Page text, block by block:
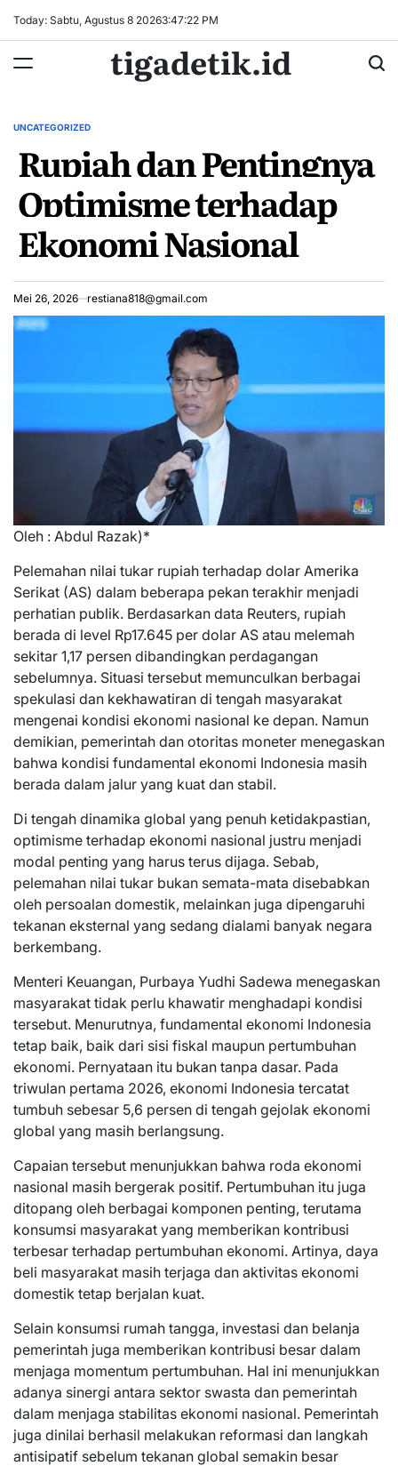
Today: Sabtu, Agustus 8 20263:47:22 PM
tigadetik.id
POSTED
UNCATEGORIZED
Rupiah dan Pentingnya
Optimisme terhadap
Ekonomi Nasional
Mei 26, 2026 restiana818@gmail.com
Oleh : Abdul Razak)*
Pelemahan nilai tukar rupiah terhadap dolar Amerika
Serikat (AS) dalam beberapa pekan terakhir menjadi
perhatian publik. Berdasarkan data Reuters, rupiah
berada di level Rp17.645 per dolar AS atau melemah
sekitar 1,17 persen dibandingkan perdagangan
sebelumnya. Situasi tersebut memunculkan berbagai
spekulasi dan kekhawatiran di tengah masyarakat
mengenai kondisi ekonomi nasional ke depan. Namun
demikian, pemerintah dan otoritas moneter menegaskan
bahwa kondisi fundamental ekonomi Indonesia masih
berada dalam jalur yang kuat dan stabil.
Di tengah dinamika global yang penuh ketidakpastian,
optimisme terhadap ekonomi nasional justru menjadi
modal penting yang harus terus dijaga. Sebab,
pelemahan nilai tukar bukan semata-mata disebabkan
oleh persoalan domestik, melainkan juga dipengaruhi
tekanan eksternal yang sedang dialami banyak negara
berkembang.
Menteri Keuangan, Purbaya Yudhi Sadewa menegaskan
masyarakat tidak perlu khawatir menghadapi kondisi
tersebut. Menurutnya, fundamental ekonomi Indonesia
tetap baik, baik dari sisi fiskal maupun pertumbuhan
ekonomi. Pernyataan itu bukan tanpa dasar. Pada
triwulan pertama 2026, ekonomi Indonesia tercatat
tumbuh sebesar 5,6 persen di tengah gejolak ekonomi
global yang masih berlangsung.
Capaian tersebut menunjukkan bahwa roda ekonomi
nasional masih bergerak positif. Pertumbuhan itu juga
ditopang oleh berbagai komponen penting, terutama
konsumsi masyarakat yang memberikan kontribusi
terbesar terhadap pertumbuhan ekonomi. Artinya, daya
beli masyarakat masih terjaga dan aktivitas ekonomi
domestik tetap berjalan kuat.
Selain konsumsi rumah tangga, investasi dan belanja
pemerintah juga memberikan kontribusi besar dalam
menjaga momentum pertumbuhan. Hal ini menunjukkan
adanya sinergi antara sektor swasta dan pemerintah
dalam menjaga stabilitas ekonomi nasional. Pemerintah
juga dinilai berhasil melakukan reformasi dan langkah
antisipatif sebelum tekanan global semakin besar